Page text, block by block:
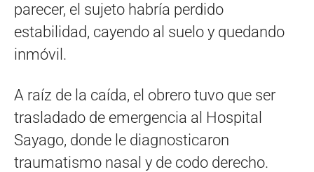
parecer, el sujeto habría perdido
estabilidad, cayendo al suelo y quedando
inmóvil.
A raíz de la caída, el obrero tuvo que ser
trasladado de emergencia al Hospital
Sayago, donde le diagnosticaron
traumatismo nasal y de codo derecho.